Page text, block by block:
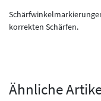
korrekten Schärfen.
Ähnliche